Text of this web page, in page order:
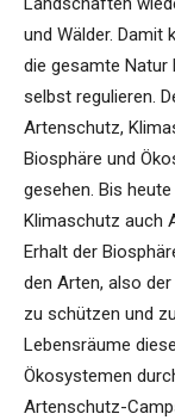
und Wälder. Damit
die gesamte Natur
selbst regulieren.
Artenschutz,
Biosphäre und
gesehen. Bis
Klimaschutz auch
Erhalt der
den Arten, also
zu schützen und
Lebensräume
Ökosystemen
Artenschutz-